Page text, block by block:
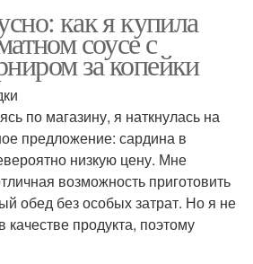
как я купила
соусе с
за копейки
по магазину, я наткнулась на
предложение: сардина в
низкую цену. Мне
возможность приготовить
обед без особых затрат. Но я не
продукта, поэтому